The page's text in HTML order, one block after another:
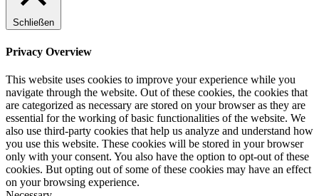
Schließen
Privacy Overview
This website uses cookies to improve your experience while you
navigate through the website. Out of these cookies, the cookies that
are categorized as necessary are stored on your browser as they are
essential for the working of basic functionalities of the website. We
also use third-party cookies that help us analyze and understand how
you use this website. These cookies will be stored in your browser
only with your consent. You also have the option to opt-out of these
cookies. But opting out of some of these cookies may have an effect
on your browsing experience.